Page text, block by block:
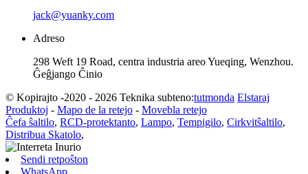
jack@yuanky.com
Adreso
298 Weft 19 Road, centra industria areo Yueqing, Wenzhou.
Ĝeĝjango Ĉinio
© Kopirajto -2020 - 2026 Teknika subteno:tutmonda Elstaraj
Produktoj - Mapo de la retejo - Movebla retejo
Ĉefa ŝaltilo, RCD-protektanto, Lampo, Tempigilo, Cirkvitŝaltilo,
Distribua Skatolo,
Sendi retpoŝton
WhatsApp